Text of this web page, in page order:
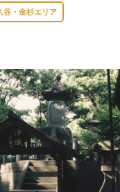
谷・金杉エリア